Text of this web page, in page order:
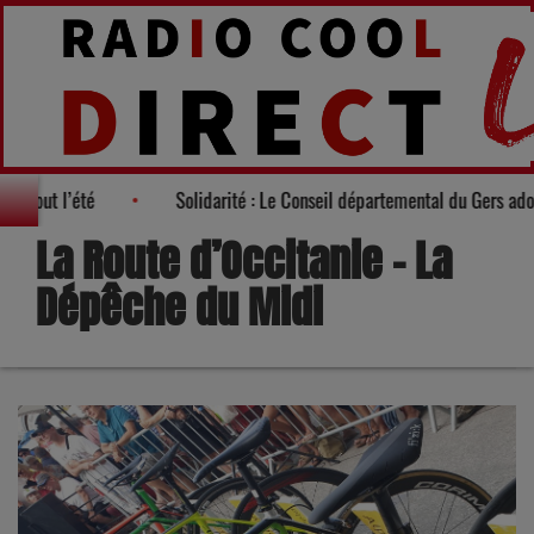
tout l’été Solidarité : Le Conseil départemental du
La Route d’Occitanie – La
Dépêche du Midi